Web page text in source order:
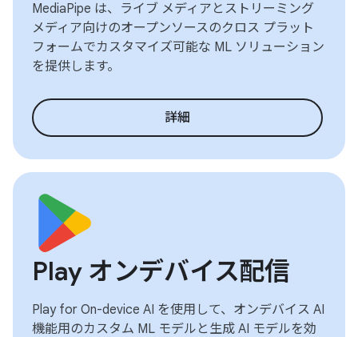
MediaPipe は、ライブ メディアとストリーミング
メディア向けのオープンソースのクロス プラット
フォームでカスタマイズ可能な ML ソリューション
を提供します。
詳細
Play オンデバイス配信
Play for On-device AI を使用して、オンデバイス AI
機能用のカスタム ML モデルと生成 AI モデルを効